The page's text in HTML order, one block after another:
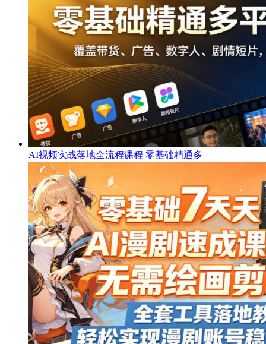
AI视频实战落地全流程课程 零基础精通多